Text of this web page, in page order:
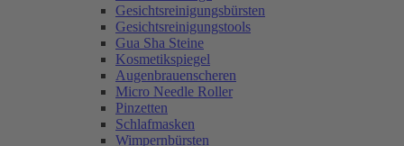
Gesichtsreinigungsbürsten
Gesichtsreinigungstools
Gua Sha Steine
Kosmetikspiegel
Augenbrauenscheren
Micro Needle Roller
Pinzetten
Schlafmasken
Wimpernbürsten